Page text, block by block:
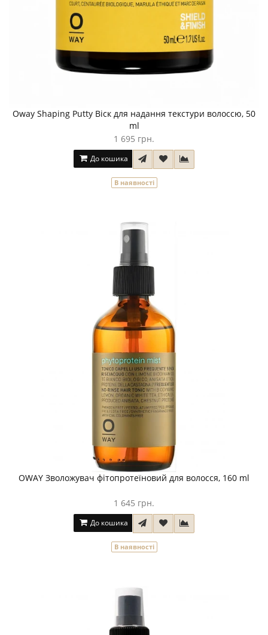
Oway Shaping Putty Віск для надання текстури волоссю, 50
ml
1 695 грн.
До кошика
В наявності
OWAY Зволожувач фітопротеїновий для волосся, 160 ml
1 645 грн.
До кошика
В наявності